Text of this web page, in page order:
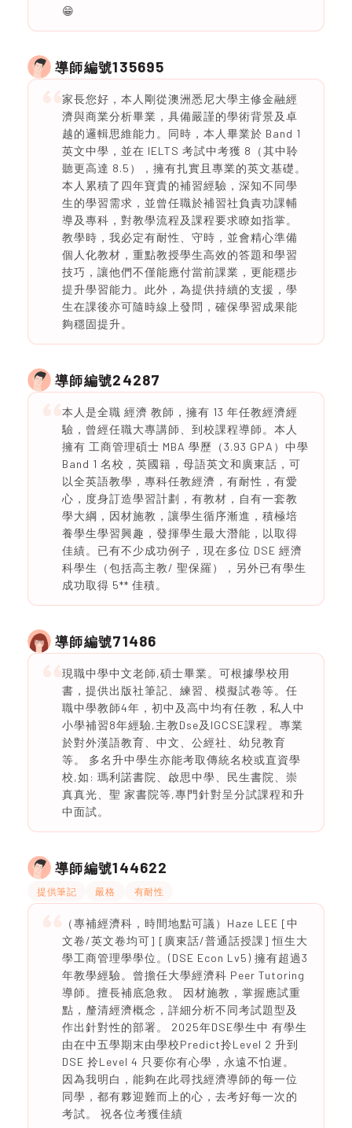
😁
導師編號135695
家長您好，本人剛從澳洲悉尼大學主修金融經
濟與商業分析畢業，具備嚴謹的學術背景及卓
越的邏輯思維能力。同時，本人畢業於 Band 1
英文中學，並在 IELTS 考試中考獲 8（其中聆
聽更高達 8.5），擁有扎實且專業的英文基礎。
本人累積了四年寶貴的補習經驗，深知不同學
生的學習需求，並曾任職於補習社負責功課輔
導及專科，對教學流程及課程要求瞭如指掌。
教學時，我必定有耐性、守時，並會精心準備
個人化教材，重點教授學生高效的答題和學習
技巧，讓他們不僅能應付當前課業，更能穩步
提升學習能力。此外，為提供持續的支援，學
生在課後亦可隨時線上發問，確保學習成果能
夠穩固提升。
導師編號24287
本人是全職 經濟 教師，擁有 13 年任教經濟經
驗，曾經任職大專講師、到校課程導師。本人
擁有 工商管理碩士 MBA 學歷（3.93 GPA）中學
Band 1 名校，英國籍，母語英文和廣東話，可
以全英語教學，專科任教經濟，有耐性，有愛
心，度身訂造學習計劃，有教材，自有一套教
學大綱，因材施教，讓學生循序漸進，積極培
養學生學習興趣，發揮學生最大潛能，以取得
佳績。已有不少成功例子，現在多位 DSE 經濟
科學生（包括高主教/ 聖保羅），另外已有學生
成功取得 5** 佳積。
導師編號71486
現職中學中文老師,碩士畢業。可根據學校用
書，提供出版社筆記、練習、模擬試卷等。任
職中學教師4年，初中及高中均有任教，私人中
小學補習8年經驗,主教Dse及IGCSE課程。專業
於對外漢語教育、中文、公經社、幼兒教育
等。 多名升中學生亦能考取傳統名校或直資學
校,如: 瑪利諾書院、啟思中學、民生書院、崇
真真光、聖 家書院等,專門針對呈分試課程和升
中面試。
導師編號144622
提供筆記 嚴格 有耐性
（專補經濟科，時間地點可議）Haze LEE [中
文卷/英文卷均可] [廣東話/普通話授課] 恒生大
學工商管理學學位。(DSE Econ Lv5) 擁有超過3
年教學經驗。曾擔任大學經濟科 Peer Tutoring
導師。擅長補底急救。 因材施教，掌握應試重
點，釐清經濟概念，詳細分析不同考試題型及
作出針對性的部署。 2025年DSE學生中 有學生
由在中五學期末由學校Predict拎Level 2 升到
DSE 拎Level 4 只要你有心學，永遠不怕遲。
因為我明白，能夠在此尋找經濟導師的每一位
同學，都有夥迎難而上的心，去考好每一次的
考試。 祝各位考獲佳績